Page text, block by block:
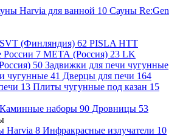
Harvia для ванной 10 Сауны Re:Gen
SVT (Финляндия) 62 PISLA HTT
России 7 МЕТА (Россия) 23 LK
50 Задвижки для печи чугунные
чугунные 41 Дверцы для печи 164
13 Плиты чугунные под казан 15
Каминные наборы 90 Дровницы 53
Harvia 8 Инфракрасные излучатели 10